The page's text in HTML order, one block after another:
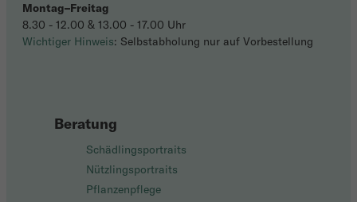
Beratung
Schädlingsportraits
Nützlingsportraits
Pflanzenpflege
Montag–Freitag
8.30 - 12.00 & 13.00 - 17.00 Uhr
Wichtiger Hinweis: Selbstabholung nur auf Vorbestellung